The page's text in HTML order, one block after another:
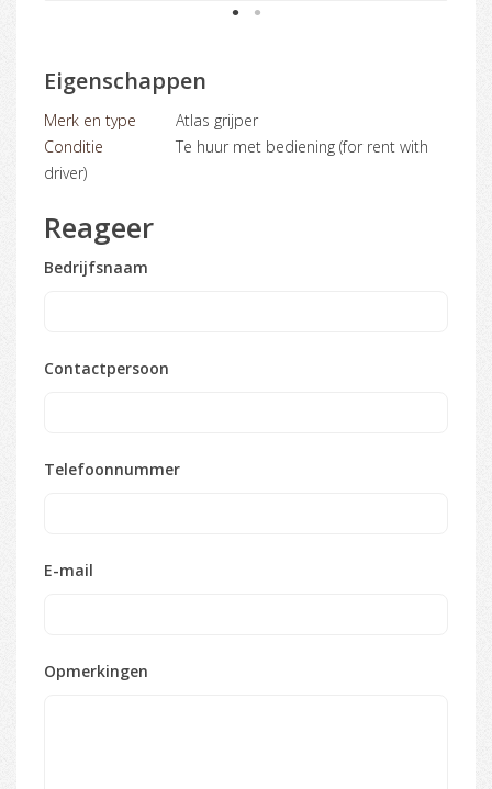
1 2
Eigenschappen
Merk en type
Atlas grijper
Conditie
Te huur met bediening (for rent with
driver)
Reageer
Bedrijfsnaam
Contactpersoon
Telefoonnummer
E-mail
Opmerkingen